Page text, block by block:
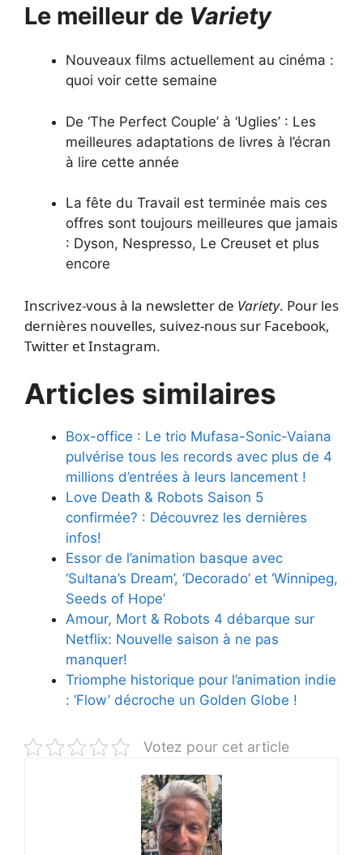
Le meilleur de Variety
Nouveaux films actuellement au cinéma :
quoi voir cette semaine
De ‘The Perfect Couple’ à ‘Uglies’ : Les
meilleures adaptations de livres à l’écran
à lire cette année
La fête du Travail est terminée mais ces
offres sont toujours meilleures que jamais
: Dyson, Nespresso, Le Creuset et plus
encore
Inscrivez-vous à la newsletter de Variety. Pour les
dernières nouvelles, suivez-nous sur Facebook,
Twitter et Instagram.
Articles similaires
Box-office : Le trio Mufasa-Sonic-Vaiana
pulvérise tous les records avec plus de 4
millions d’entrées à leurs lancement !
Love Death & Robots Saison 5
confirmée? : Découvrez les dernières
infos!
Essor de l’animation basque avec
‘Sultana’s Dream’, ‘Decorado’ et ‘Winnipeg,
Seeds of Hope’
Amour, Mort & Robots 4 débarque sur
Netflix: Nouvelle saison à ne pas
manquer!
Triomphe historique pour l’animation indie
: ‘Flow’ décroche un Golden Globe !
Votez pour cet article